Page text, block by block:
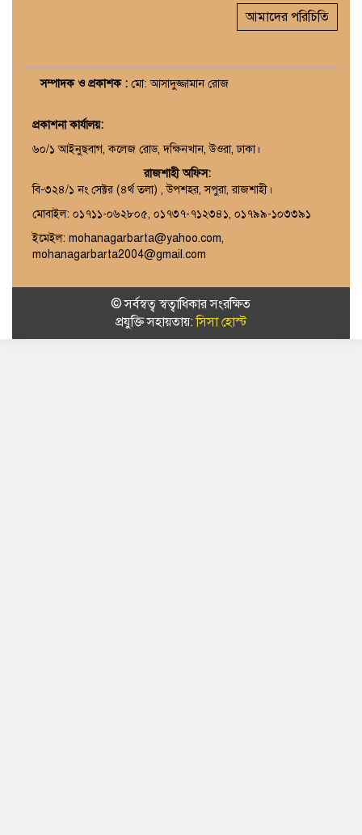
আমাদের পরিচিতি
সম্পাদক ও প্রকাশক : মো: আসাদুজ্জামান রোজ
প্রকাশনা কার্যালয়:
৬০/১ আইনুছবাগ, কলেজ রোড, দক্ষিনখান, উওরা, ঢাকা।
রাজশাহী অফিস:
বি-৩২৪/১ নং সেক্টর (৪র্থ তলা) , উপশহর, সপুরা, রাজশাহী।
মোবাইল: ০১৭১১-০৬২৮০৫, ০১৭৩৭-৭১২৩৪১, ০১৭৯৯-১০৩৩৯১
ইমেইল: mohanagarbarta@yahoo.com,
mohanagarbarta2004@gmail.com
© সর্বস্বত্ব স্বত্বাধিকার সংরক্ষিত
প্রযুক্তি সহায়তায়:সিসা হোস্ট